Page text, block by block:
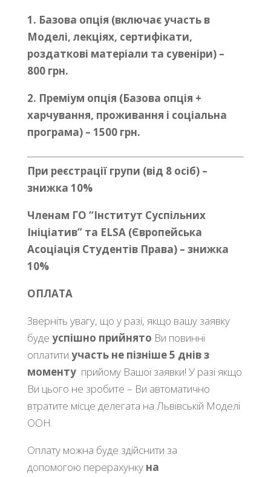
1. Базова опція (включає участь в
Моделі, лекціях, сертифікати,
роздаткові матеріали та сувеніри) –
800 грн.
2. Преміум опція (Базова опція +
харчування, проживання і соціальна
програма) – 1500 грн.
При реєстрації групи (від 8 осіб) –
знижка 10%
Членам ГО “Інститут Суспільних
Ініціатив” та ELSA (Європейська
Асоціація Студентів Права) – знижка
10%
ОПЛАТА
Зверніть увагу, що у разі, якщо вашу заявку
буде успішно прийнято Ви повинні
оплатити участь не пізніше 5 днів з
моменту прийому Вашої заявки! У разі якщо
Ви цього не зробите – Ви автоматично
втратите місце делегата на Львівській Моделі
ООН.
Оплату можна буде здійснити за
допомогою перерахункуна